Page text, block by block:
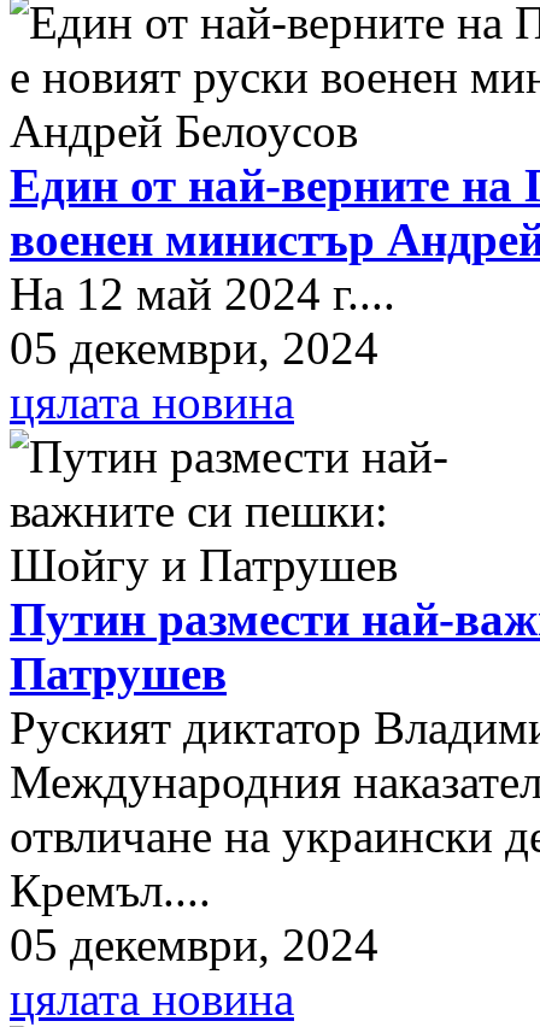
Един от най-верните на
военен министър
На 12 май 2024 г....
05 декември, 2024
цялата новина
Путин размести най-
Патрушев
Руският диктатор
Международния
отвличане на украински
Кремъл....
05 декември, 2024
цялата новина